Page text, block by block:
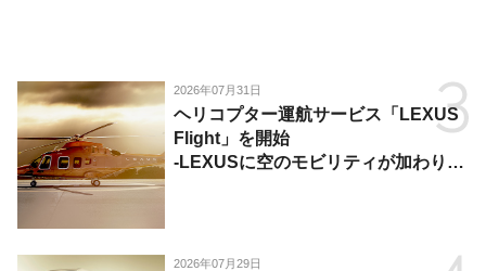
2026年07月31日
ヘリコプター運航サービス「LEXUS
Flight」を開始
-LEXUSに空のモビリティが加わり、
2026年07月29日